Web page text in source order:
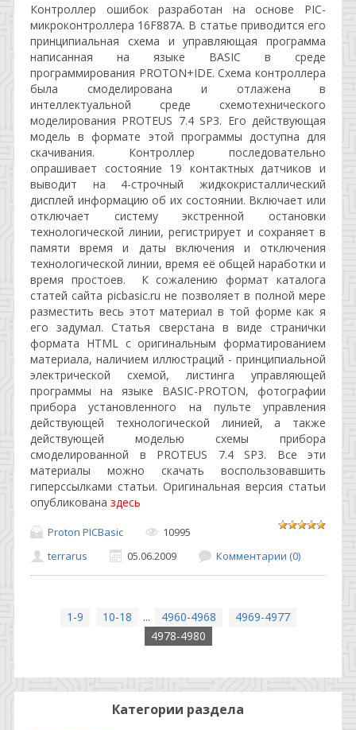
Контроллер ошибок разработан на основе PIC-
микроконтроллера 16F887A. В статье приводится его
принципиальная схема и управляющая программа
написанная на языке BASIC в среде
программирования PROTON+IDE. Cхема контроллера
была смоделирована и отлажена в
интеллектуальной среде схемотехнического
моделирования PROTEUS 7.4 SP3. Его действующая
модель в формате этой программы доступна для
скачивания. Контроллер последовательно
опрашивает состояние 19 контактных датчиков и
выводит на 4-строчный жидкокристаллический
дисплей информацию об их состоянии. Включает или
отключает систему экстренной остановки
технологической линии, регистрирует и сохраняет в
памяти время и даты включения и отключения
технологической линии, время её общей наработки и
время простоев. К сожалению формат каталога
статей сайта picbasic.ru не позволяет в полной мере
разместить весь этот материал в той форме как я
его задумал. Статья сверстана в виде странички
формата HTML c оригинальным форматированием
материала, наличием иллюстраций - принципиальной
электрической схемой, листинга управляющей
программы на языке BASIC-PROTON, фотографии
прибора установленного на пульте управления
действующей технологической линией, а также
действующей моделью схемы прибора
смоделированной в PROTEUS 7.4 SP3. Все эти
материалы можно скачать воспользовавшить
гиперссылками статьи. Оригинальная версия статьи
опубликована здесь
Proton PICBasic
10995
terrarus
05.06.2009 Комментарии (0)
1-9 10-18 ... 4960-4968
4969-4977
4978-4980
Категории раздела